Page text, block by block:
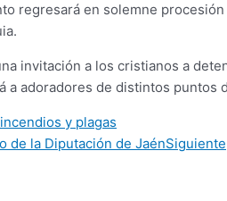
regresará en solemne
invitación a los cristianos a
adoradores de distintos puntos
y plagas
de la Diputación de JaénSiguiente